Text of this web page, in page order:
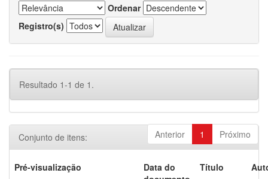
Ordenar
Registro(s)
Resultado 1-1 de 1.
Anterior 1 Próximo
Conjunto de itens:
Pré-visualização
Data do
Título